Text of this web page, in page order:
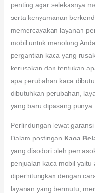
penting agar selekasnya
serta kenyamanan
memercayakan layanan
mobil untuk menolong
pergantian kaca yang
kerusakan dan tentukan
apa perubahan kaca
dibutuhkan perubahan,
yang baru dipasang punya
Perlindungan lewat
Dalam postingan Kaca
yang disodori oleh
penjualan kaca mobil yaitu
diperhitungkan dengan
layanan yang bermutu,